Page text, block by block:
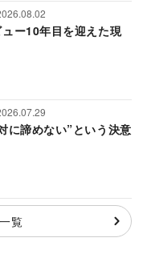
ー10年目を迎えた現
に諦めない”という決意
覧